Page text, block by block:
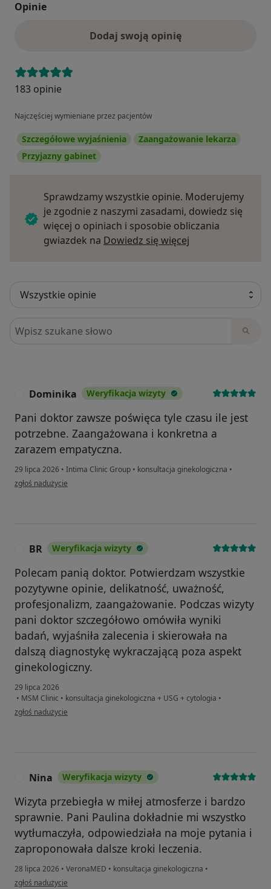
Opinie
Dodaj swoją opinię
183 opinie
Najczęściej wymieniane przez pacjentów
Szczegółowe wyjaśnienia
Zaangażowanie lekarza
Przyjazny gabinet
Sprawdzamy wszystkie opinie. Moderujemy
je zgodnie z naszymi zasadami, dowiedz się
więcej o opiniach i sposobie obliczania
gwiazdek na Dowiedz się więcej
Szukaj w opiniach
Dominika Weryfikacja wizyty
Pani doktor zawsze poświęca tyle czasu ile jest
potrzebne. Zaangażowana i konkretna a
zarazem empatyczna.
29 lipca 2026 • Intima Clinic Group • konsultacja ginekologiczna •
w opinii użytkownika Dominika
zgłoś nadużycie
BR Weryfikacja wizyty
Polecam panią doktor. Potwierdzam wszystkie
pozytywne opinie, delikatność, uważność,
profesjonalizm, zaangażowanie. Podczas wizyty
pani doktor szczegółowo omówiła wyniki
badań, wyjaśniła zalecenia i skierowała na
dalszą diagnostykę wykraczającą poza aspekt
ginekologiczny.
29 lipca 2026
• MSM Clinic • konsultacja ginekologiczna + USG + cytologia •
w opinii użytkownika BR
zgłoś nadużycie
Nina Weryfikacja wizyty
Wizyta przebiegła w miłej atmosferze i bardzo
sprawnie. Pani Paulina dokładnie mi wszystko
wytłumaczyła, odpowiedziała na moje pytania i
zaproponowała dalsze kroki leczenia.
28 lipca 2026 • VeronaMED • konsultacja ginekologiczna •
w opinii użytkownika Nina
zgłoś nadużycie